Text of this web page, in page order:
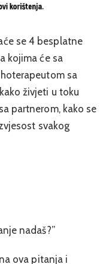
se 4 besplatne
kojima će sa
sa
živjeti u toku
partnerom, kako se
svakog
nadaš?”
ova pitanja i